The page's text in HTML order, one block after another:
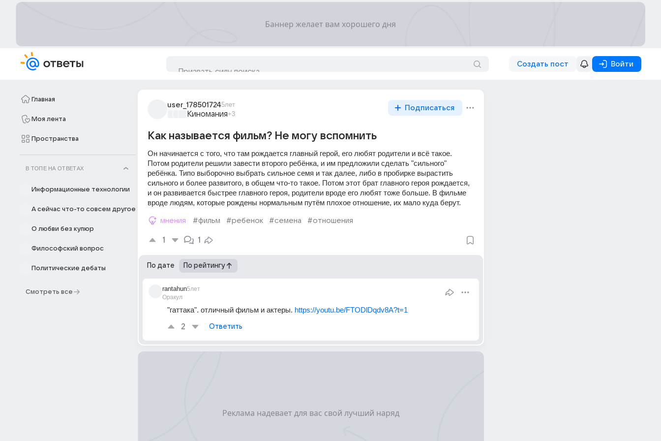
Создать пост Войти
Главная
Моя лента
Пространства
В ТОПЕ НА ОТВЕТАХ
Информационные технологии
А сейчас что-то совсем другое
О любви без купюр
Философский вопрос
Политические дебаты
Смотреть все
user_1785017245лет
Киномания+3
Подписаться
Как называется фильм? Не могу вспомнить
Он начинается с того, что там рождается главный герой, его любят родители и всё такое.
Потом родители решили завести второго ребёнка, и им предложили сделать "сильного"
ребёнка. Типо выборочно выбрать сильное семя и так далее, либо в пробирке вырастить
сильного и более развитого, в общем что-то такое. Потом этот брат главного героя рождается,
и он развивается быстрее главного героя, родители вроде его любят тоже больше. В фильме
вроде людям, которые рождены нормальным путём плохое отношение, их мало куда берут.
мнения #фильм #ребенок #семена #отношения
1 1
По дате По рейтингу
rantahun
Оракул
5лет
"гаттака". отличный фильм и актеры. https://youtu.be/FTODlDqdv8A?t=1
2 Ответить